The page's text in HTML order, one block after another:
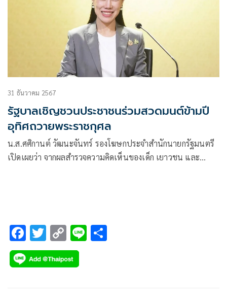
31 ธันวาคม 2567
รัฐบาลเชิญชวนประชาชนร่วมสวดมนต์ข้ามปี
อุทิศถวายพระราชกุศล
น.ส.ศศิกานต์ วัฒนะจันทร์ รองโฆษกประจำสำนักนายกรัฐมนตรี
เปิดเผยว่า จากผลสำรวจความคิดเห็นของเด็ก เยาวชน และ
F
ac
e
T
wi
tt
C
o
p
Li